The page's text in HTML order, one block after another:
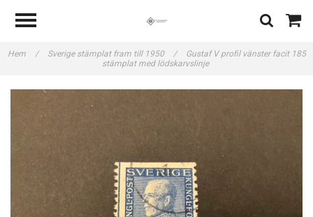
Hem / Sverige stämplat fram till 1950 /
Gustaf V profil vänster facit 185
stämplat med lödskarvslinje